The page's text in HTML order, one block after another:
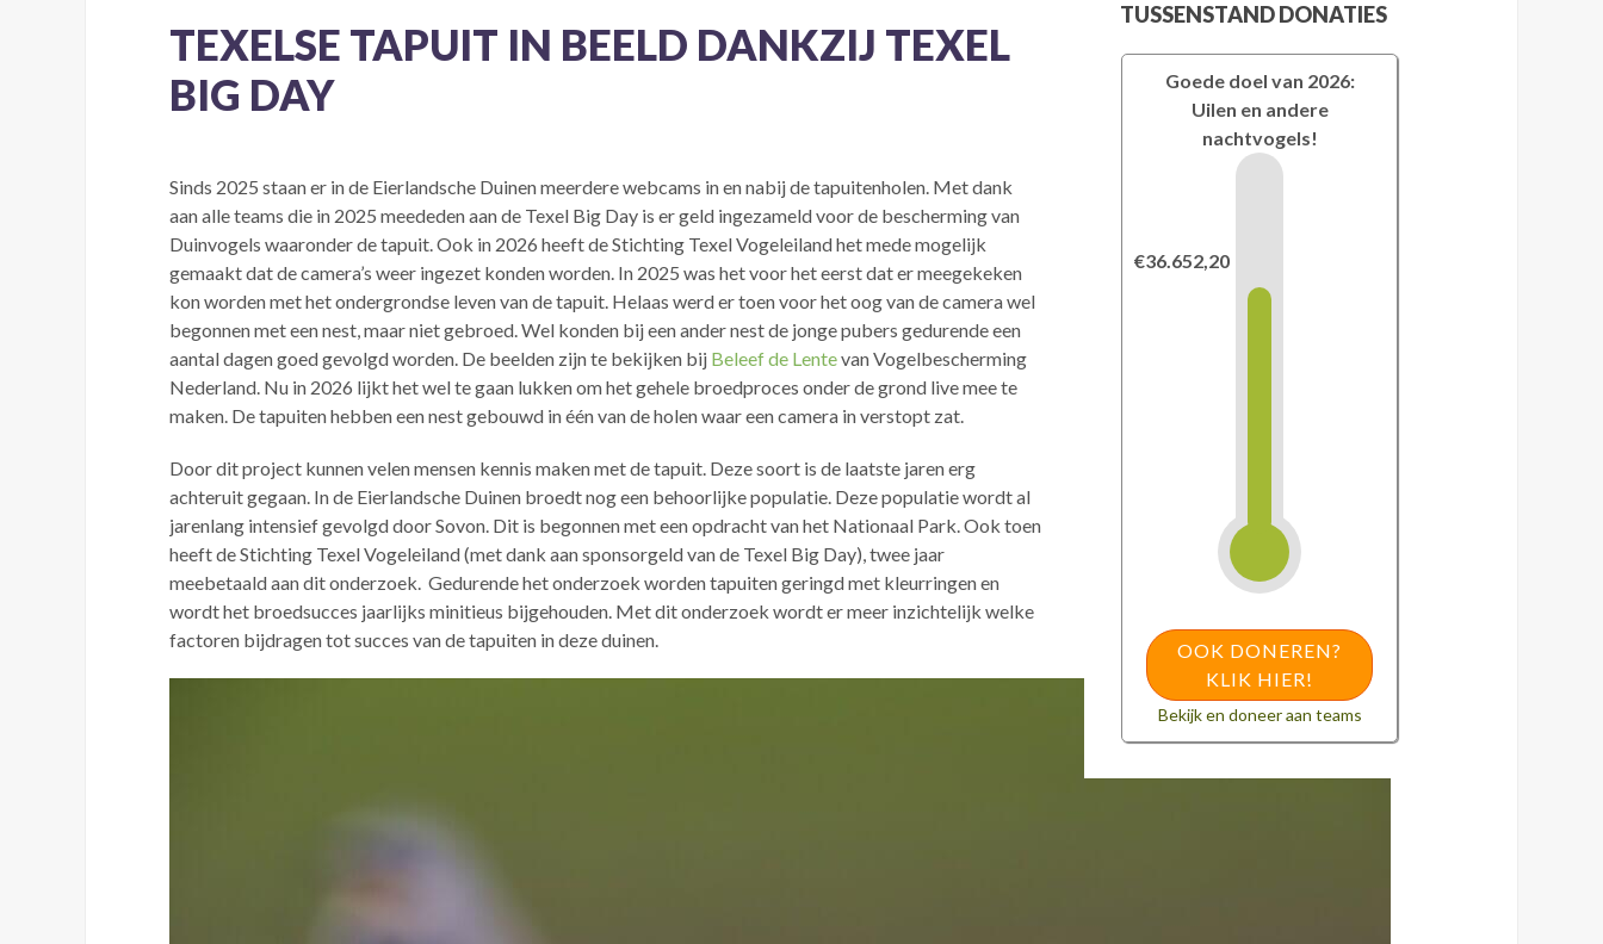
TEXELSE TAPUIT IN BEELD DANKZIJ TEXEL
BIG DAY
Sinds 2025 staan er in de Eierlandsche Duinen meerdere webcams in en nabij de tapuitenholen. Met dank
aan alle teams die in 2025 meededen aan de Texel Big Day is er geld ingezameld voor de bescherming van
Duinvogels waaronder de tapuit. Ook in 2026 heeft de Stichting Texel Vogeleiland het mede mogelijk
gemaakt dat de camera’s weer ingezet konden worden. In 2025 was het voor het eerst dat er meegekeken
kon worden met het ondergrondse leven van de tapuit. Helaas werd er toen voor het oog van de camera wel
begonnen met een nest, maar niet gebroed. Wel konden bij een ander nest de jonge pubers gedurende een
aantal dagen goed gevolgd worden. De beelden zijn te bekijken bij Beleef de Lentevan Vogelbescherming
Nederland. Nu in 2026 lijkt het wel te gaan lukken om het gehele broedproces onder de grond live mee te
maken. De tapuiten hebben een nest gebouwd in één van de holen waar een camera in verstopt zat.
Door dit project kunnen velen mensen kennis maken met de tapuit. Deze soort is de laatste jaren erg
achteruit gegaan. In de Eierlandsche Duinen broedt nog een behoorlijke populatie. Deze populatie wordt al
jarenlang intensief gevolgd door Sovon. Dit is begonnen met een opdracht van het Nationaal Park. Ook toen
heeft de Stichting Texel Vogeleiland (met dank aan sponsorgeld van de Texel Big Day), twee jaar
meebetaald aan dit onderzoek. Gedurende het onderzoek worden tapuiten geringd met kleurringen en
wordt het broedsucces jaarlijks minitieus bijgehouden. Met dit onderzoek wordt er meer inzichtelijk welke
factoren bijdragen tot succes van de tapuiten in deze duinen.
TUSSENSTAND DONATIES
Goede doel van 2026:
Uilen en andere
nachtvogels!
€36.652,20
OOK DONEREN?
KLIK HIER!
Bekijk en doneer aan teams